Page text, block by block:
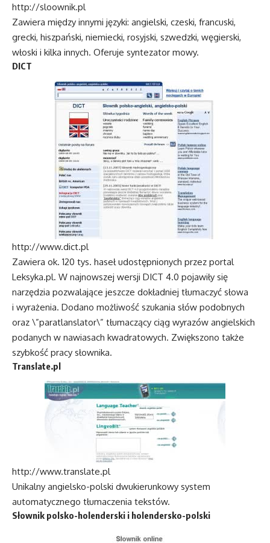
http://sloownik.pl
Zawiera między innymi języki: angielski, czeski, francuski,
grecki, hiszpański, niemiecki, rosyjski, szwedzki, węgierski,
włoski i kilka innych. Oferuje syntezator mowy.
DICT
http://www.dict.pl
Zawiera ok. 120 tys. haseł udostępnionych przez portal
Leksyka.pl. W najnowszej wersji DICT 4.0 pojawiły się
narzędzia pozwalające jeszcze dokładniej tłumaczyć słowa
i wyrażenia. Dodano możliwość szukania słów podobnych
oraz \”paratlanslator\” tłumaczący ciąg wyrazów angielskich
podanych w nawiasach kwadratowych. Zwiększono także
szybkość pracy słownika.
Translate.pl
http://www.translate.pl
Unikalny angielsko-polski dwukierunkowy system
automatycznego tłumaczenia tekstów.
Słownik polsko-holenderski i holendersko-polski